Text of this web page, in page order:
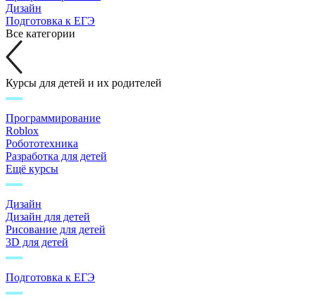
Дизайн
Подготовка к ЕГЭ
Все категории
Курсы для детей и их родителей
Программирование
Roblox
Робототехника
Разработка для детей
Ещё курсы
Дизайн
Дизайн для детей
Рисование для детей
3D для детей
Подготовка к ЕГЭ